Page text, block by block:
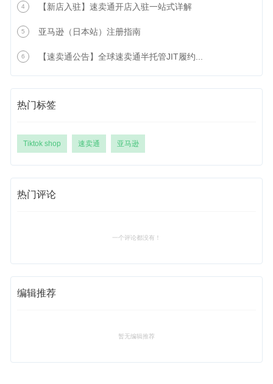
4 【新店入驻】速卖通开店入驻一站式详解
5 亚马逊（日本站）注册指南
6 【速卖通公告】全球速卖通半托管JIT履约...
热门标签
Tiktok shop 速卖通 亚马逊
热门评论
一个评论都没有！
编辑推荐
暂无编辑推荐